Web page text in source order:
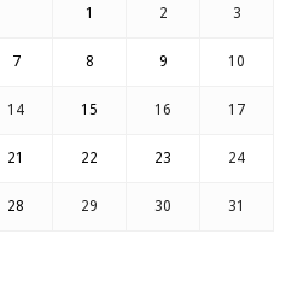
1 2 3
7 8 9 10
14 15 16 17
21 22 23 24
28 29 30 31